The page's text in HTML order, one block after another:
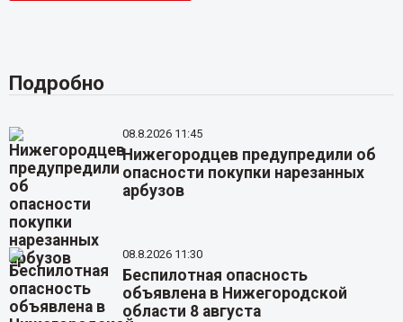
Подробно
08.8.2026 11:45
Нижегородцев предупредили об
опасности покупки нарезанных
арбузов
08.8.2026 11:30
Беспилотная опасность
объявлена в Нижегородской
области 8 августа